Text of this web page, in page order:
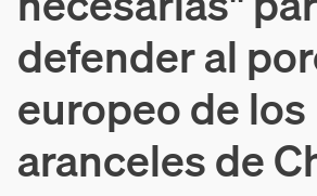
defender al
europeo de los
aranceles de